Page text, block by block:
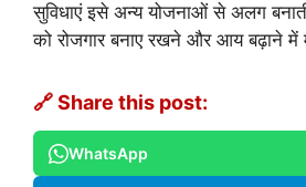
सुविधाएं इसे अन्य योजनाओं से अलग
को रोजगार बनाए रखने और आय बढ़ाने में
🔗 Share this post:
WhatsApp